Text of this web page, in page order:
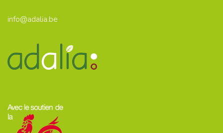
info@adalia.be